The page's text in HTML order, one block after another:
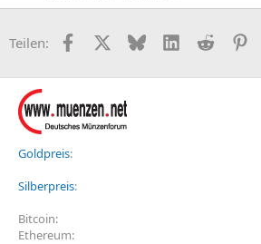
Teilen: FacebookX (Twitter)
BlueskyLinkedIn
Reddit
Goldpreis
Silberpreis
Bitcoin
Ethereum